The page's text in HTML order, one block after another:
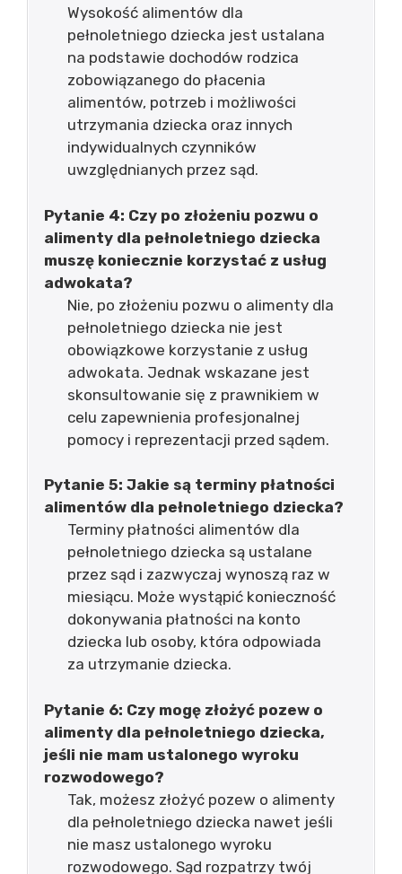
Wysokość alimentów dla
pełnoletniego dziecka jest ustalana
na podstawie dochodów rodzica
zobowiązanego do płacenia
alimentów, potrzeb i możliwości
utrzymania dziecka oraz innych
indywidualnych czynników
uwzględnianych przez sąd.
Pytanie 4: Czy po złożeniu pozwu o
alimenty dla pełnoletniego dziecka
muszę koniecznie korzystać z usług
adwokata?
Nie, po złożeniu pozwu o alimenty dla
pełnoletniego dziecka nie jest
obowiązkowe korzystanie z usług
adwokata. Jednak wskazane jest
skonsultowanie się z prawnikiem w
celu zapewnienia profesjonalnej
pomocy i reprezentacji przed sądem.
Pytanie 5: Jakie są terminy płatności
alimentów dla pełnoletniego dziecka?
Terminy płatności alimentów dla
pełnoletniego dziecka są ustalane
przez sąd i zazwyczaj wynoszą raz w
miesiącu. Może wystąpić konieczność
dokonywania płatności na konto
dziecka lub osoby, która odpowiada
za utrzymanie dziecka.
Pytanie 6: Czy mogę złożyć pozew o
alimenty dla pełnoletniego dziecka,
jeśli nie mam ustalonego wyroku
rozwodowego?
Tak, możesz złożyć pozew o alimenty
dla pełnoletniego dziecka nawet jeśli
nie masz ustalonego wyroku
rozwodowego. Sąd rozpatrzy twój